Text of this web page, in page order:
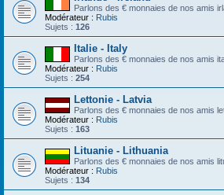
Parlons des € monnaies de nos amis
Modérateur : Rubis
Sujets : 126
Italie - Italy
Parlons des € monnaies de nos amis
Modérateur : Rubis
Sujets : 254
Lettonie - Latvia
Parlons des € monnaies de nos amis
Modérateur : Rubis
Sujets : 163
Lituanie - Lithuania
Parlons des € monnaies de nos amis
Modérateur : Rubis
Sujets : 134